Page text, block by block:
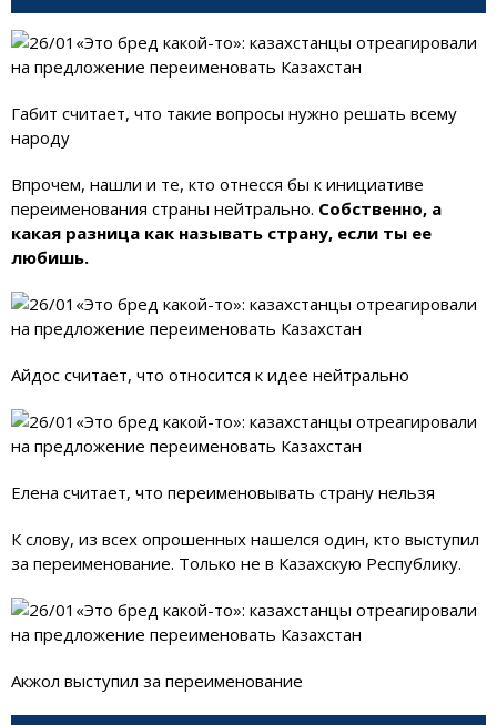
Габит считает, что такие вопросы нужно решать всему
народу
Впрочем, нашли и те, кто отнесся бы к инициативе
переименования страны нейтрально. Собственно, а
какая разница как называть страну, если ты ее
любишь.
Айдос считает, что относится к идее нейтрально
Елена считает, что переименовывать страну нельзя
К слову, из всех опрошенных нашелся один, кто выступил
за переименование. Только не в Казахскую Республику.
Акжол выступил за переименование